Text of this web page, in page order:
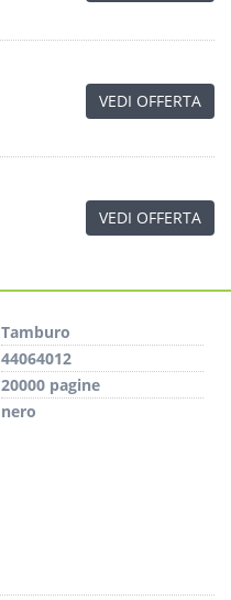
VEDI OFFERTA
VEDI OFFERTA
Tamburo
44064012
20000 pagine
nero